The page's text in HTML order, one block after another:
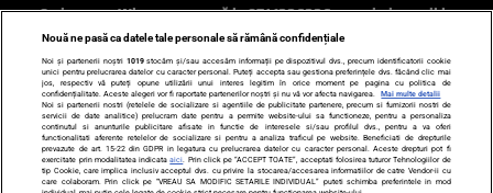
Scrie-ne pe Whatsapp, sună la 0741226226 sau trimite mail la
pont@cancan.ro
Știri interne Știri externe
Politică
Ultimele stiri
Diete Insula Iubirii Dictionar de vise
LIFE STYLE
Horoscop
Echipa editorială
Termeni si condiții Politica de confidențialitate
Nouă ne pasă ca datele tale personale să rămână confidențiale
Noi și partenerii noștri 1019stocăm și/sau accesăm informații pe dispozitivul dvs., precum identificatorii cookie
unici pentru prelucrarea datelor cu caracter personal. Puteți accepta sau gestiona preferințele dvs. făcând clic mai
jos, respectiv vă puteți opune utilizării unui interes legitim în orice moment pe pagina cu politica de
confidențialitate. Aceste alegeri vor fi raportate partenerilor noștri și nu vă vor afecta navigarea.
Mai multe detalii
Noi si partenerii nostri (retelele de socializare si agentiile de publicitate partenere, precum si furnizorii nostri de
servicii de date analitice) prelucram date pentru a permite website-ului sa functioneze, pentru a personaliza
continutul si anunturile publicitare afisate in functie de interesele si/sau profilul dvs., pentru a va oferi
functionalitati aferente retelelor de socializare si pentru a analiza traficul pe website. Beneficiati de drepturile
prevazute de art. 15-22 din GDPR in legatura cu prelucrarea datelor cu caracter personal. Aceste drepturi pot fi
exercitate prin modalitatea indicataaici . Prin click pe “ACCEPT TOATE”, acceptati folosirea tuturor Tehnologiilor de
tip Cookie, care implica inclusiv acceptul dvs. cu privire la stocarea/accesarea informatiilor de catre Vendor-ii cu
care colaboram. Prin click pe “VREAU SA MODIFIC SETARILE INDIVIDUAL” puteti schimba preferintele in mod